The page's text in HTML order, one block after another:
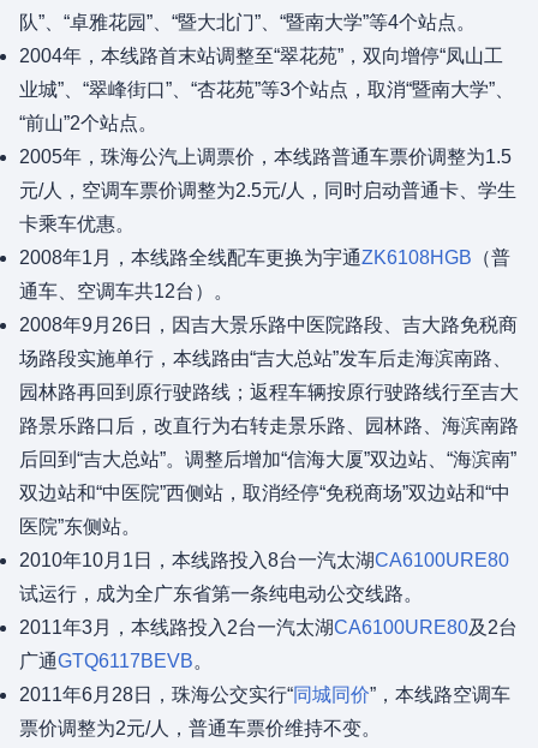
队”、“卓雅花园”、“暨大北门”、“暨南大学”等4个站点。
2004年，本线路首末站调整至“翠花苑”，双向增停“凤山工
业城”、“翠峰街口”、“杏花苑”等3个站点，取消“暨南大学”、
“前山”2个站点。
2005年，珠海公汽上调票价，本线路普通车票价调整为1.5
元/人，空调车票价调整为2.5元/人，同时启动普通卡、学生
卡乘车优惠。
2008年1月，本线路全线配车更换为宇通ZK6108HGB （普
通车、空调车共12台）。
2008年9月26日，因吉大景乐路中医院路段、吉大路免税商
场路段实施单行，本线路由“吉大总站”发车后走海滨南路、
园林路再回到原行驶路线；返程车辆按原行驶路线行至吉大
路景乐路口后，改直行为右转走景乐路、园林路、海滨南路
后回到“吉大总站”。调整后增加“信海大厦”双边站、“海滨南”
双边站和“中医院”西侧站，取消经停“免税商场”双边站和“中
医院”东侧站。
2010年10月1日，本线路投入8台一汽太湖CA6100URE80
试运行，成为全广东省第一条纯电动公交线路。
2011年3月，本线路投入2台一汽太湖CA6100URE80及2台
广通GTQ6117BEVB。
2011年6月28日，珠海公交实行“同城同价”，本线路空调车
票价调整为2元/人，普通车票价维持不变。